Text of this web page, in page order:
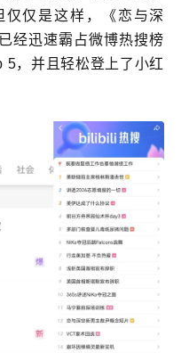
仅是这样，《恋与深
经迅速霸占微博热搜榜
5，并且轻松登上了小红